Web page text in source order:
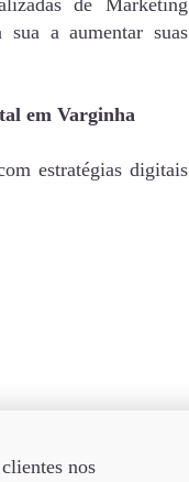
de Marketing
a aumentar suas
em Varginha
estratégias digitais
nos